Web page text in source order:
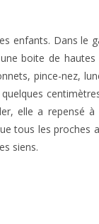
enfants. Dans le
boite de
pince-nez,
elle a repensé à
tous les proches
siens.